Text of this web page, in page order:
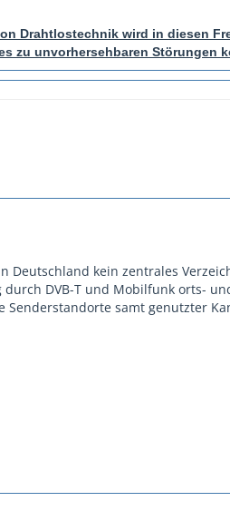
Drahtlostechnik wird in diesen
zu unvorhersehbaren Störungen
Deutschland kein zentrales
durch DVB-T und Mobilfunk orts-
Senderstandorte samt genutzter